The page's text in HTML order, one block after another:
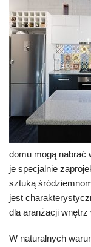
domu mogą nabrać
je specjalnie
sztuką
jest
dla aranżacji
W naturalnych